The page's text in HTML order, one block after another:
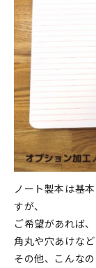
ノート製本は基
すが、
ご希望があれば
角丸や穴あけな
その他、こんな